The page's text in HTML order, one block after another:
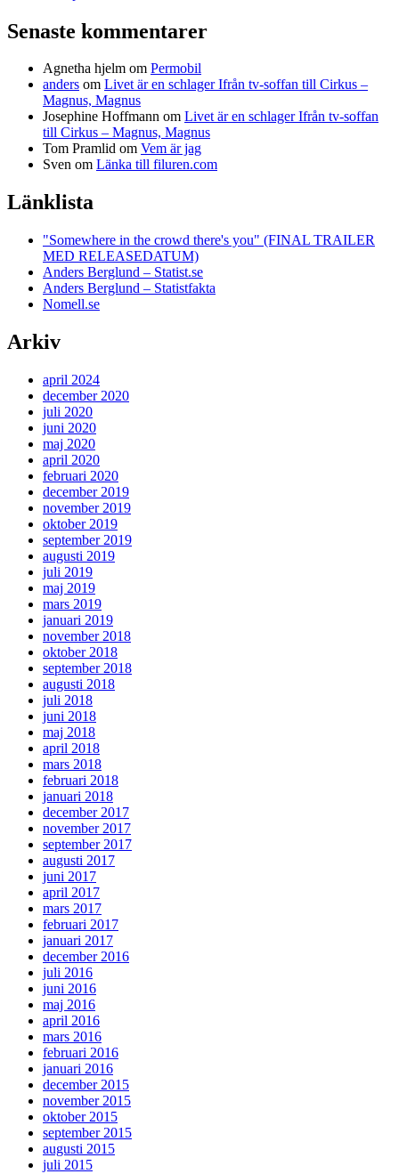
Senaste kommentarer
Agnetha hjelm om Permobil
anders om Livet är en schlager Ifrån tv-soffan till Cirkus –
Magnus, Magnus
Josephine Hoffmann om Livet är en schlager Ifrån tv-soffan
till Cirkus – Magnus, Magnus
Tom Pramlid om Vem är jag
Sven om Länka till filuren.com
Länklista
"Somewhere in the crowd there's you" (FINAL TRAILER
MED RELEASEDATUM)
Anders Berglund – Statist.se
Anders Berglund – Statistfakta
Nomell.se
Arkiv
april 2024
december 2020
juli 2020
juni 2020
maj 2020
april 2020
februari 2020
december 2019
november 2019
oktober 2019
september 2019
augusti 2019
juli 2019
maj 2019
mars 2019
januari 2019
november 2018
oktober 2018
september 2018
augusti 2018
juli 2018
juni 2018
maj 2018
april 2018
mars 2018
februari 2018
januari 2018
december 2017
november 2017
september 2017
augusti 2017
juni 2017
april 2017
mars 2017
februari 2017
januari 2017
december 2016
juli 2016
juni 2016
maj 2016
april 2016
mars 2016
februari 2016
januari 2016
december 2015
november 2015
oktober 2015
september 2015
augusti 2015
juli 2015